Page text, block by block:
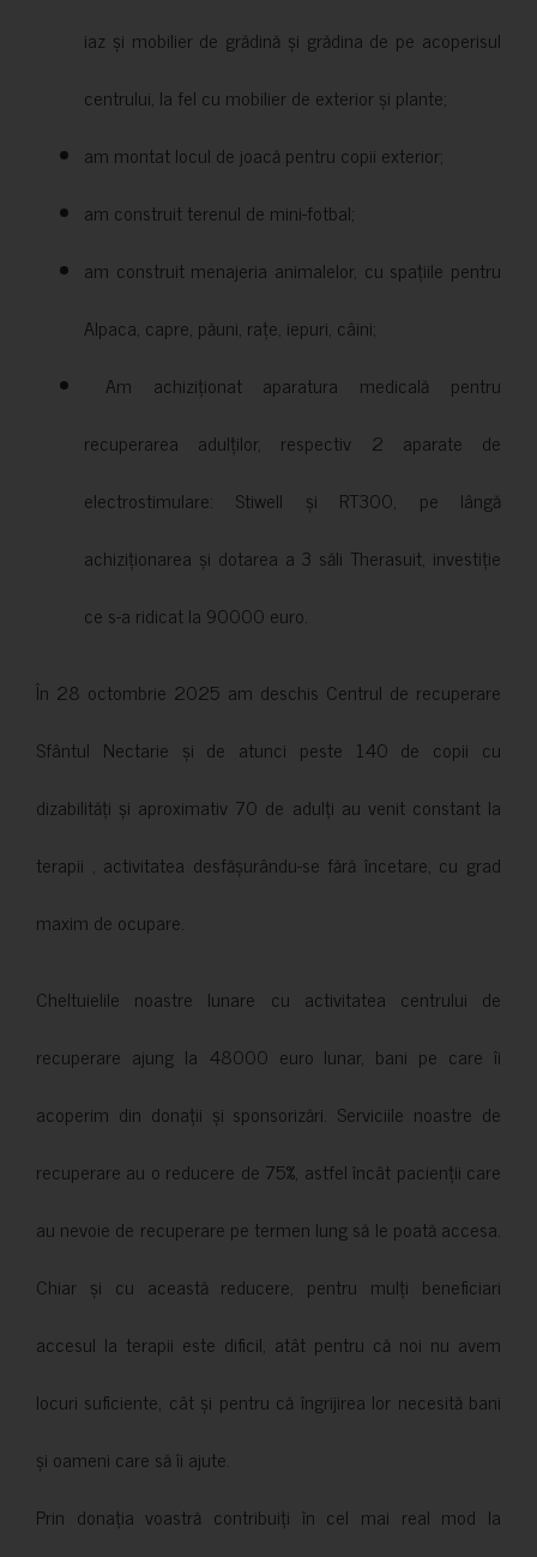
iaz și mobilier de grădină și grădina de pe acoperisul
centrului, la fel cu mobilier de exterior și plante;
am montat locul de joacă pentru copii exterior;
am construit terenul de mini-fotbal;
am construit menajeria animalelor, cu spațiile pentru
Alpaca, capre, păuni, rațe, iepuri, câini;
Am achiziționat aparatura medicală pentru
recuperarea adulților, respectiv 2 aparate de
electrostimulare: Stiwell și RT300, pe lângă
achiziționarea și dotarea a 3 săli Therasuit, investiție
ce s-a ridicat la 90000 euro.
În 28 octombrie 2025 am deschis Centrul de recuperare
Sfântul Nectarie și de atunci peste 140 de copii cu
dizabilități și aproximativ 70 de adulți au venit constant la
terapii , activitatea desfășurându-se fără încetare, cu grad
maxim de ocupare.
Cheltuielile noastre lunare cu activitatea centrului de
recuperare ajung la 48000 euro lunar, bani pe care îi
acoperim din donații și sponsorizări. Serviciile noastre de
recuperare au o reducere de 75%, astfel încât pacienții care
au nevoie de recuperare pe termen lung să le poată accesa.
Chiar și cu această reducere, pentru mulți beneficiari
accesul la terapii este dificil, atât pentru că noi nu avem
locuri suficiente, cât și pentru că îngrijirea lor necesită bani
și oameni care să îi ajute.
Prin donația voastră contribuiți în cel mai real mod la